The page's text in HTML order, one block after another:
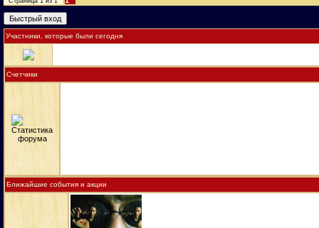
Участники, которые были сегодня
Счетчики
Ближайшие события и акции